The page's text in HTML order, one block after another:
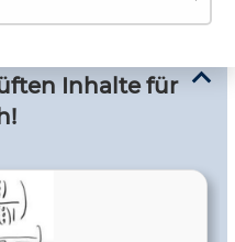
Inhalte für